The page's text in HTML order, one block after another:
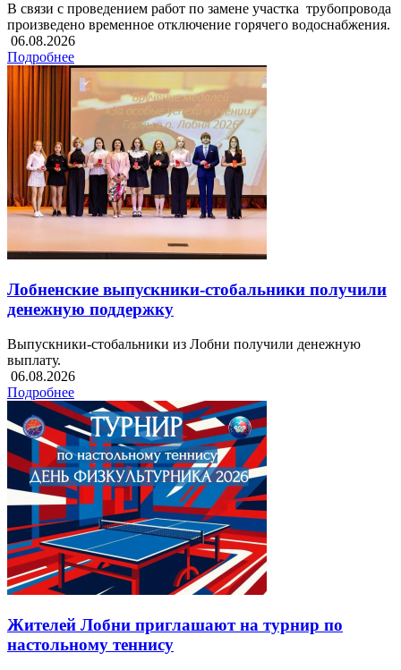
В связи с проведением работ по замене участка трубопровода
произведено временное отключение горячего водоснабжения.
06.08.2026
Подробнее
Лобненские выпускники-стобальники получили
денежную поддержку
Выпускники-стобальники из Лобни получили денежную
выплату.
06.08.2026
Подробнее
Жителей Лобни приглашают на турнир по
настольному теннису